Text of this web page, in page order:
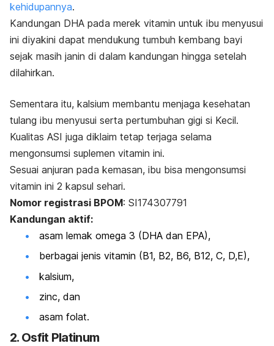
kehidupannya.
Kandungan DHA pada merek vitamin untuk ibu menyusui
ini diyakini dapat mendukung tumbuh kembang bayi
sejak masih janin di dalam kandungan hingga setelah
dilahirkan.
Sementara itu, kalsium membantu menjaga kesehatan
tulang ibu menyusui serta pertumbuhan gigi si Kecil.
Kualitas ASI juga diklaim tetap terjaga selama
mengonsumsi suplemen vitamin ini.
Sesuai anjuran pada kemasan, ibu bisa mengonsumsi
vitamin ini 2 kapsul sehari.
Nomor registrasi BPOM: SI174307791
Kandungan aktif:
asam lemak omega 3 (DHA dan EPA),
berbagai jenis vitamin (B1, B2, B6, B12, C, D,E),
kalsium,
zinc, dan
asam folat.
2. Osfit Platinum